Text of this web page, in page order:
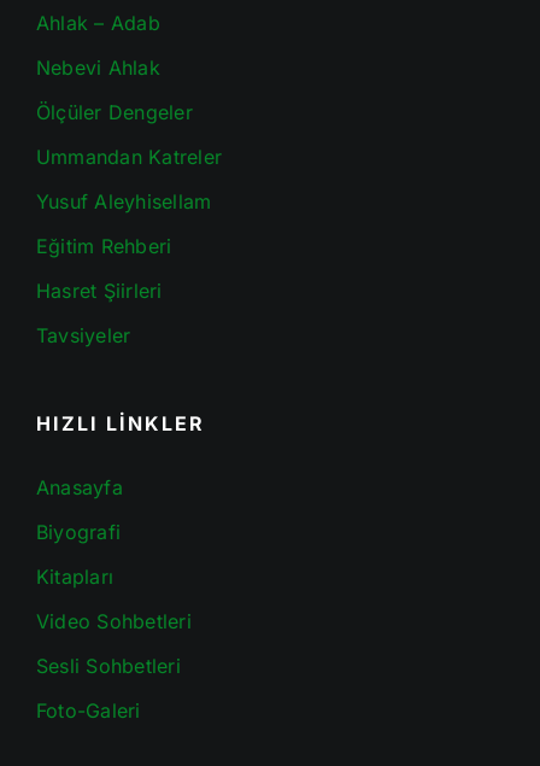
Ahlak – Adab
Nebevi Ahlak
Ölçüler Dengeler
Ummandan Katreler
Yusuf Aleyhisellam
Eğitim Rehberi
Hasret Şiirleri
Tavsiyeler
HIZLI LİNKLER
Anasayfa
Biyografi
Kitapları
Video Sohbetleri
Sesli Sohbetleri
Foto-Galeri